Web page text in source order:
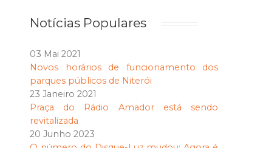
Notícias Populares
03 Mai 2021
Novos horários de funcionamento dos
parques públicos de Niterói
23 Janeiro 2021
Praça do Rádio Amador está sendo
revitalizada
20 Junho 2023